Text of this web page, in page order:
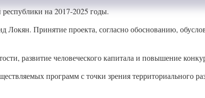
республики на 2017-2025 годы.
Принятие проекта, согласно обоснованию,
развитие человеческого капитала и повышение
программ с точки зрения территориального